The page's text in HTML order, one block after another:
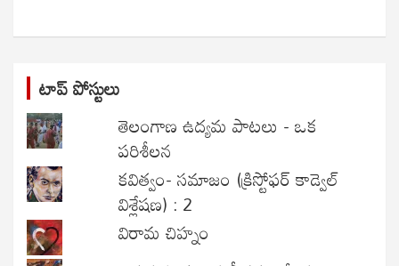
టాప్ పోస్టులు
తెలంగాణ ఉద్యమ పాటలు - ఒక
పరిశీలన
కవిత్వం- సమాజం (క్రిస్టోఫర్ కాడ్వెల్
విశ్లేషణ) : 2
విరామ చిహ్నం